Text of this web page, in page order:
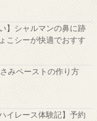
】シャルマンの鼻に跡
こシーが快適でおすす
みペーストの作り方
イレース体験記】予約